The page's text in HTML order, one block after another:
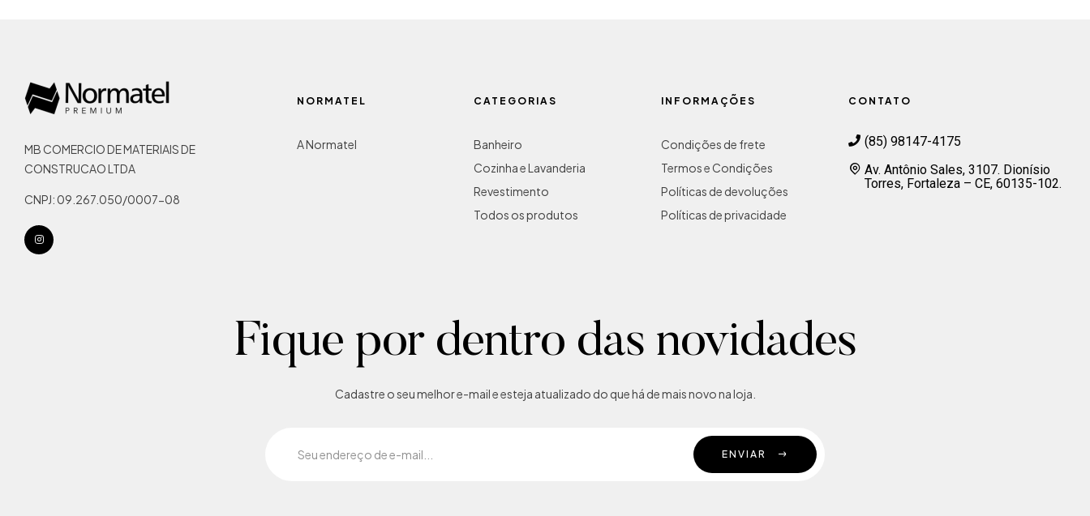
MB COMERCIO DE MATERIAIS DE
CONSTRUCAO LTDA
CNPJ: 09.267.050/0007-08
NORMATEL
A Normatel
CATEGORIAS
Banheiro
Cozinha e Lavanderia
Revestimento
Todos os produtos
INFORMAÇÕES
Condições de frete
Termos e Condições
Políticas de devoluções
Políticas de privacidade
CONTATO
(85) 98147-4175
Av. Antônio Sales, 3107. Dionísio
Torres, Fortaleza – CE, 60135-102.
Fique por dentro das novidades
Cadastre o seu melhor e-mail e esteja atualizado do que há de mais novo na loja.
ENVIAR